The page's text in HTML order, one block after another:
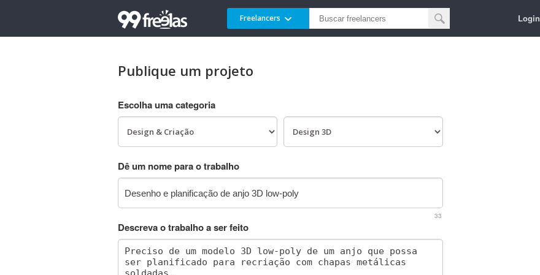
Freelancers Login
Publique um projeto
Escolha uma categoria
Dê um nome para o trabalho
33
Descreva o trabalho a ser feito